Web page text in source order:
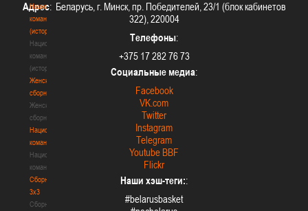
Национальная
команда
(история)
Национальная
команда
(история)
Женские
сборные
Женские
сборные
Национальная
команда
Национальная
команда
Сборные
3х3
Сборные
Адрес: Беларусь, г. Минск, пр. Победителей, 23/1 (блок кабинетов
322), 220004
Телефоны:
+375 17 282 76 73
Социальные медиа:
Facebook
VK.com
Twitter
Instagram
Telegram
Youtube BBF
Flickr
Наши хэш-теги::
#belarusbasket